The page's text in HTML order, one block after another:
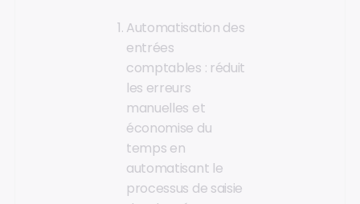
Automatisation des
entrées
comptables : réduit
les erreurs
manuelles et
économise du
temps en
automatisant le
processus de saisie